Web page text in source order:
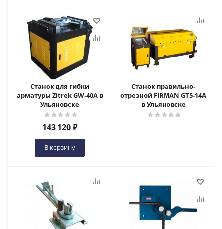
Станок для гибки
арматуры Zitrek GW-40A в
Ульяновске
143 120₽
В корзину
Станок правильно-
отрезной FIRMAN GT5-14A
в Ульяновске